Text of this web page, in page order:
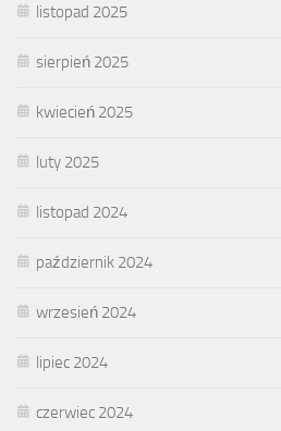
listopad 2025
sierpień 2025
kwiecień 2025
luty 2025
listopad 2024
październik 2024
wrzesień 2024
lipiec 2024
czerwiec 2024